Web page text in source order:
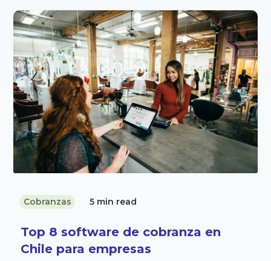
Cobranzas 5 min read
Top 8 software de cobranza en
Chile para empresas